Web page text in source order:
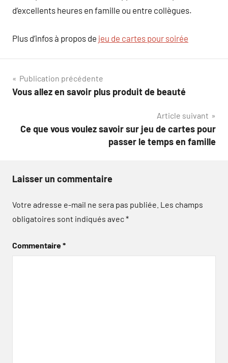
d’excellents heures en famille ou entre collègues.
Plus d’infos à propos de jeu de cartes pour soirée
Navigation
de
Publication précédente
Vous allez en savoir plus produit de beauté
Article suivant
Ce que vous voulez savoir sur jeu de cartes pour
passer le temps en famille
Laisser un commentaire
Votre adresse e-mail ne sera pas publiée. Les champs
obligatoires sont indiqués avec*
Commentaire*